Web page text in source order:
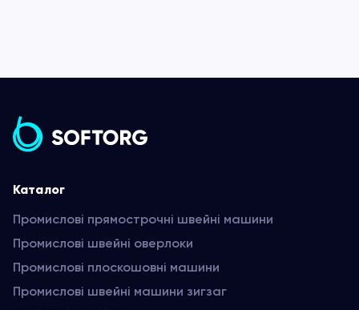
Каталог
Промислові прямострочні швейні машини
Промислові швейні оверлоки
Промислові плоскошовні машини
Промислові швейні машини зигзаг